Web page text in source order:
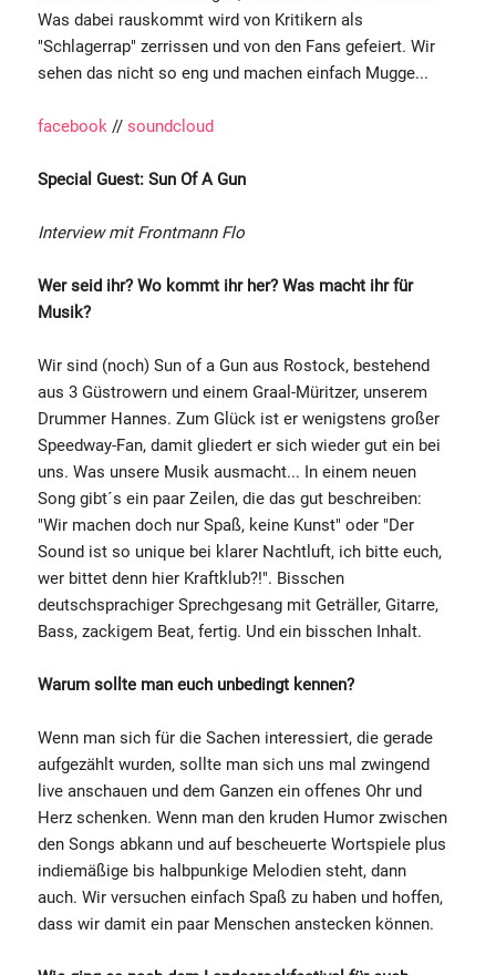
Was dabei rauskommt wird von Kritikern als
"Schlagerrap" zerrissen und von den Fans gefeiert. Wir
sehen das nicht so eng und machen einfach Mugge...
facebook // soundcloud
Special Guest: Sun Of A Gun
Interview mit Frontmann Flo
Wer seid ihr? Wo kommt ihr her? Was macht ihr für
Musik?
Wir sind (noch) Sun of a Gun aus Rostock, bestehend
aus 3 Güstrowern und einem Graal-Müritzer, unserem
Drummer Hannes. Zum Glück ist er wenigstens großer
Speedway-Fan, damit gliedert er sich wieder gut ein bei
uns. Was unsere Musik ausmacht... In einem neuen
Song gibt´s ein paar Zeilen, die das gut beschreiben:
"Wir machen doch nur Spaß, keine Kunst" oder "Der
Sound ist so unique bei klarer Nachtluft, ich bitte euch,
wer bittet denn hier Kraftklub?!". Bisschen
deutschsprachiger Sprechgesang mit Geträller, Gitarre,
Bass, zackigem Beat, fertig. Und ein bisschen Inhalt.
Warum sollte man euch unbedingt kennen?
Wenn man sich für die Sachen interessiert, die gerade
aufgezählt wurden, sollte man sich uns mal zwingend
live anschauen und dem Ganzen ein offenes Ohr und
Herz schenken. Wenn man den kruden Humor zwischen
den Songs abkann und auf bescheuerte Wortspiele plus
indiemäßige bis halbpunkige Melodien steht, dann
auch. Wir versuchen einfach Spaß zu haben und hoffen,
dass wir damit ein paar Menschen anstecken können.